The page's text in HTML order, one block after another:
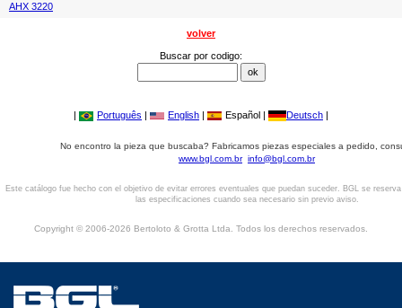
AHX 3220
volver
Buscar por codigo:
| Português | English | Español | Deutsch |
No encontro la pieza que buscaba? Fabricamos piezas especiales a pedido,
www.bgl.com.br info@bgl.com.br
Este catálogo fue hecho con el objetivo de evitar errores eventuales que puedan suceder. BGL se
las especificaciones cuando sea necesario sin previo aviso.
Copyright © 2006-2026 Bertoloto & Grotta Ltda. Todos los derechos reservados.